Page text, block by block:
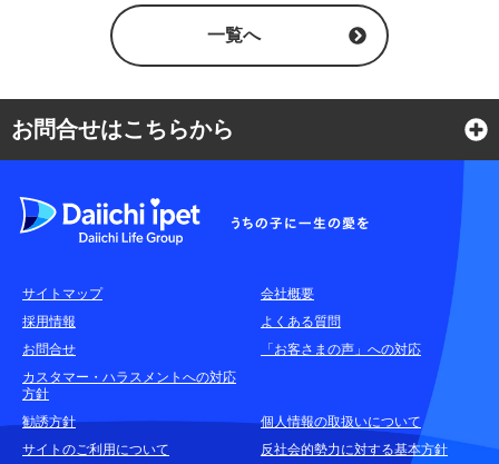
一覧へ
お問合せはこちらから
各種お問合せ窓口
耳や言葉の不自由なお客さまのお問合せ窓口
お申込みをご検討中のお客さま
(商品に関するお問合せ・資料請求)
資料請求はこちら
サイトマップ
会社概要
採用情報
よくある質問
お問合せ
「お客さまの声」への対応
カスタマー・ハラスメントへの対応
方針
勧誘方針
個人情報の取扱いについて
サイトのご利用について
反社会的勢力に対する基本方針